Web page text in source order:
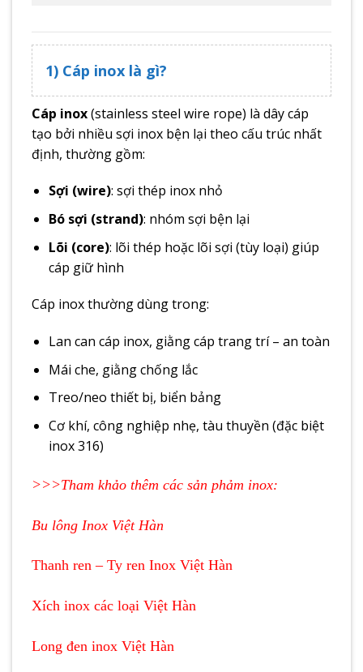
1) Cáp inox là gì?
Cáp inox(stainless steel wire rope) là dây cáp
tạo bởi nhiều sợi inox bện lại theo cấu trúc nhất
định, thường gồm:
Sợi (wire): sợi thép inox nhỏ
Bó sợi (strand): nhóm sợi bện lại
Lõi (core): lõi thép hoặc lõi sợi (tùy loại) giúp
cáp giữ hình
Cáp inox thường dùng trong:
Lan can cáp inox, giằng cáp trang trí – an toàn
Mái che, giằng chống lắc
Treo/neo thiết bị, biển bảng
Cơ khí, công nghiệp nhẹ, tàu thuyền (đặc biệt
inox 316)
>>>Tham khảo thêm các sản phảm inox:
Bu lông Inox Việt Hàn
Thanh ren – Ty ren Inox Việt Hàn
Xích inox các loại Việt Hàn
Long đen inox Việt Hàn